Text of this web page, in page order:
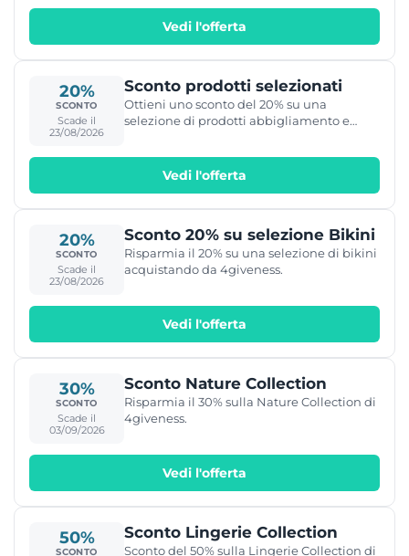
Vedi l'offerta
20%
SCONTO
Scade il
23/08/2026
Sconto prodotti selezionati
Ottieni uno sconto del 20% su una
selezione di prodotti abbigliamento e
Vedi l'offerta
20%
SCONTO
Scade il
23/08/2026
Sconto 20% su selezione Bikini
Risparmia il 20% su una selezione di bikini
acquistando da 4giveness.
Vedi l'offerta
30%
SCONTO
Scade il
03/09/2026
Sconto Nature Collection
Risparmia il 30% sulla Nature Collection di
4giveness.
Vedi l'offerta
50%
SCONTO
Sconto Lingerie Collection
Sconto del 50% sulla Lingerie Collection di